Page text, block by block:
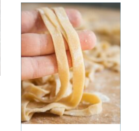
i närheten av Göteborg,
erbjuder Marstrand en
perfekt tillflykts...